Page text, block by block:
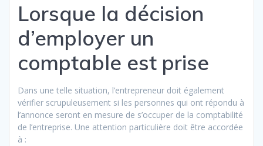
Lorsque la décision
d’employer un
comptable est prise
Dans une telle situation, l’entrepreneur doit également
vérifier scrupuleusement si les personnes qui ont répondu à
l’annonce seront en mesure de s’occuper de la comptabilité
de l’entreprise. Une attention particulière doit être accordée
à :